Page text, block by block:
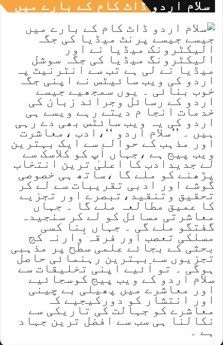
سلام اردو ڈاٹ کام کے بارے میں
جیسے جیسے پرنٹ میڈیا کی جگہ
الیکٹرونک میڈیا نے اور
الیکٹرونگ میڈیا کی جگہ سوشل
میڈیا نے لی ہے تب سے انٹرنیٹ پہ
اردو کی ویب سائیٹس نے اپنی جگہ
خوب بنائی ۔ یوں سمجھیے جیسے
اردو کے رسائل وجرائد زبان کی
خدمات انجا م دیتے رہے ویسے ہی
اردو کی یہ ویب سائٹس بھی دے رہی
ہیں ۔ ’’سلام اردو ‘‘،ادب ،معاشرت
اور مذہب کے حوالے سے ایک بہترین
ویب پیج ہے ،جہاں آپ کو کلاسک سے
لے جدیدادب کا اعلیٰ ترین انتخاب
پڑھنے کو ملے گا ،ساتھ ہی خصوصی
گوشے اور ادبی تقریبات سے لے کر
تحقیق وتنقید،تبصرے اور تجزیے
کا عمیق مطالعہ ملے گا ۔ جہاں
معاشرتی مسائل کو لے کر سنجیدہ
گفتگو ملے گی ۔ جہاں بِنا کسی
مسلکی تعصب اور فرقہ وارنہ کج
بحثی کے بجائے علمی سطح پر مذہبی
تجزیوں سے بہترین رہنمائی حاصل
ہوگی ۔ تو آئیے اپنی تخلیقات سے
سلام اردو کے ویب پیج کوسجائیے
اور معاشرے میں پھیلی بے چینی
اور انتشار کو دورکیجیے کہ
معاشرے کو جہالت کی تاریکی سے
نکالنا ہی سب سے افضل ترین جہاد
ہے ۔